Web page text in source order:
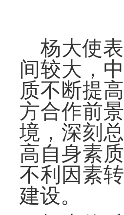
杨大使
间较大，
质不断提
方合作前
境，深刻
高自身素
不利因素
建设。